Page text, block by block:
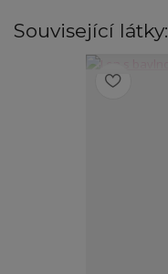
Související látky: